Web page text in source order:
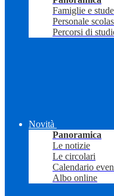
Famiglie e
Personale
Percorsi di
Novità
Panoramica
Le notizie
Le circolari
Calendario
Albo online